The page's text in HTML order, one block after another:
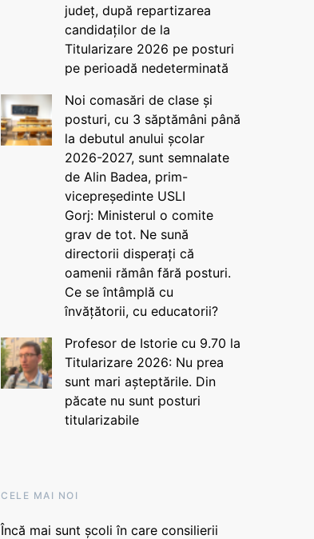
județ, după repartizarea
candidaților de la
Titularizare 2026 pe posturi
pe perioadă nedeterminată
Noi comasări de clase și
posturi, cu 3 săptămâni până
la debutul anului școlar
2026-2027, sunt semnalate
de Alin Badea, prim-
vicepreședinte USLI
Gorj: Ministerul o comite
grav de tot. Ne sună
directorii disperați că
oamenii rămân fără posturi.
Ce se întâmplă cu
învățătorii, cu educatorii?
Profesor de Istorie cu 9.70 la
Titularizare 2026: Nu prea
sunt mari așteptările. Din
păcate nu sunt posturi
titularizabile
CELE MAI NOI
Încă mai sunt școli în care consilierii